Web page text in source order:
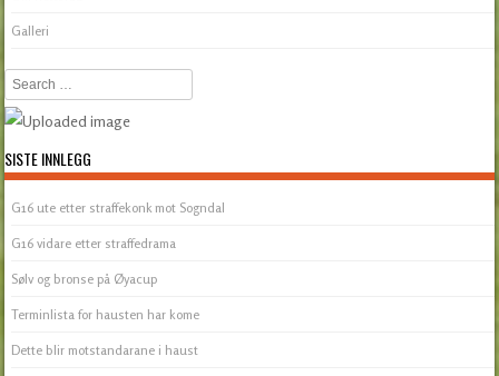
Galleri
Search
SISTE INNLEGG
G16 ute etter straffekonk mot Sogndal
G16 vidare etter straffedrama
Sølv og bronse på Øyacup
Terminlista for hausten har kome
Dette blir motstandarane i haust